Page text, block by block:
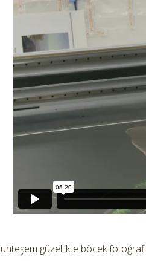
güzellikte böcek